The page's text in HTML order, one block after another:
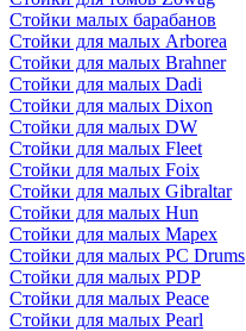
Стойки малых барабанов
Стойки для малых Arborea
Стойки для малых Brahner
Стойки для малых Dadi
Стойки для малых Dixon
Стойки для малых DW
Стойки для малых Fleet
Стойки для малых Foix
Стойки для малых Gibraltar
Стойки для малых Hun
Стойки для малых Mapex
Стойки для малых PC Drums
Стойки для малых PDP
Стойки для малых Peace
Стойки для малых Pearl